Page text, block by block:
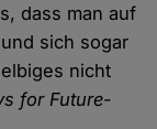
dass man auf
sich sogar
nicht
for Future-